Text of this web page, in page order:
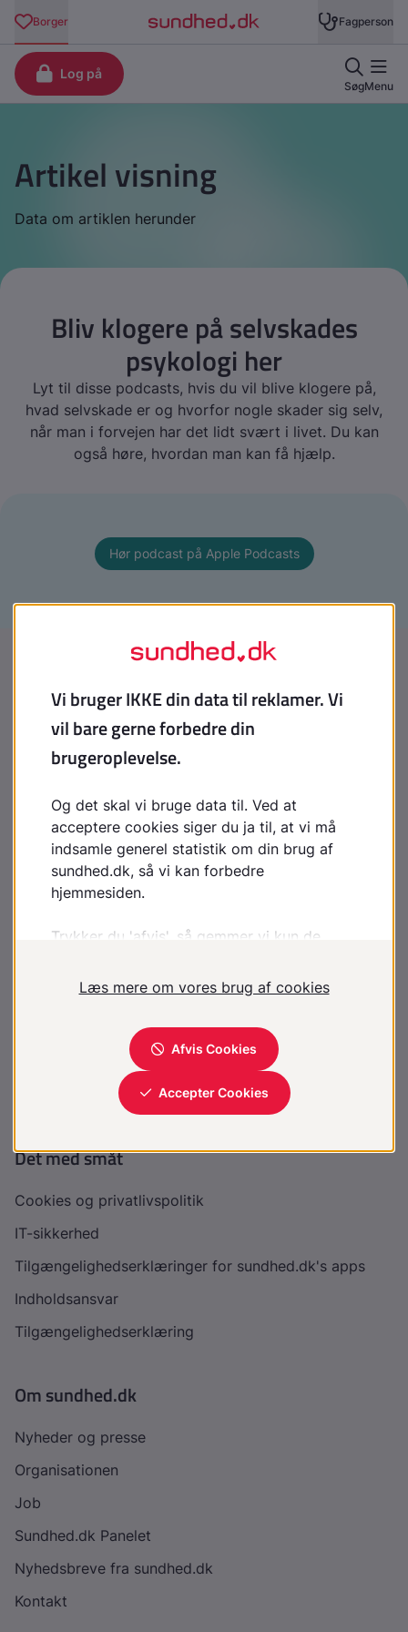
Artikel visning
Data om artiklen herunder
Bliv klogere på selvskades
psykologi her
Lyt til disse podcasts, hvis du vil blive klogere på,
hvad selvskade er og hvorfor nogle skader sig selv,
når man i forvejen har det lidt svært i livet. Du kan
også høre, hvordan man kan få hjælp.
Hør podcast på Apple Podcasts